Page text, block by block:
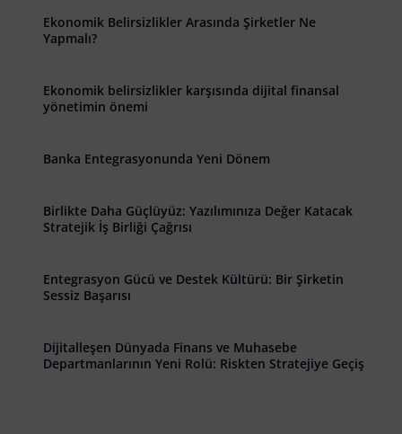
Ekonomik Belirsizlikler Arasında Şirketler Ne
Yapmalı?
Ekonomik belirsizlikler karşısında dijital finansal
yönetimin önemi
Banka Entegrasyonunda Yeni Dönem
Birlikte Daha Güçlüyüz: Yazılımınıza Değer Katacak
Stratejik İş Birliği Çağrısı
Entegrasyon Gücü ve Destek Kültürü: Bir Şirketin
Sessiz Başarısı
Dijitalleşen Dünyada Finans ve Muhasebe
Departmanlarının Yeni Rolü: Riskten Stratejiye Geçiş